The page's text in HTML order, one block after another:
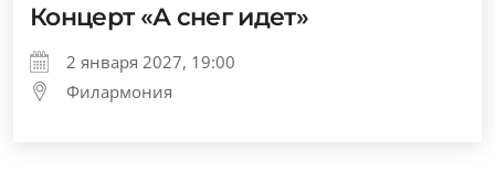
Концерт «А снег идет»
2 января 2027, 19:00
Филармония